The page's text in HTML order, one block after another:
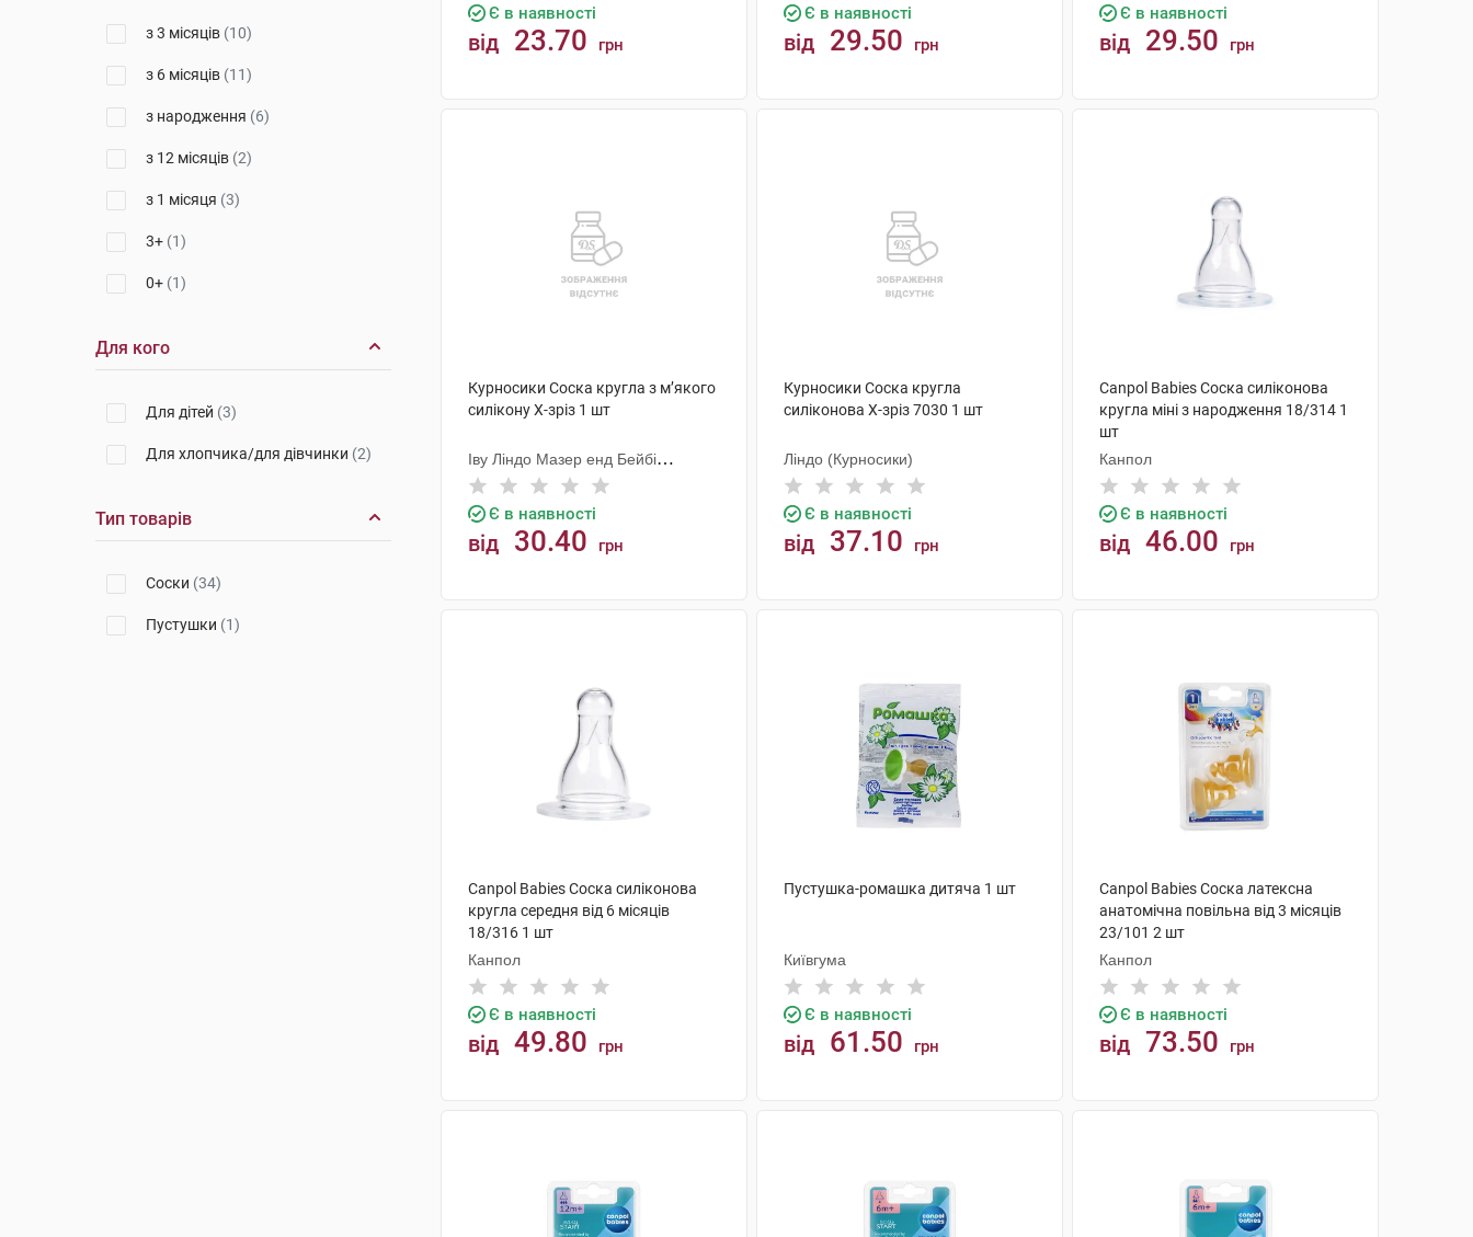
з 3 місяців (10)
з 6 місяців (11)
з народження (6)
з 12 місяців (2)
з 1 місяця (3)
3+ (1)
0+ (1)
Для кого
Для дітей (3)
Для хлопчика/для дівчинки (2)
Тип товарів
Соски (34)
Пустушки (1)
Є в наявності
від 23.70 грн
Є в наявності
від 29.50 грн
Є в наявності
від 29.50 грн
Курносики Соска кругла з м’якого
силікону X-зріз 1 шт
Іву Ліндо Мазер енд Бейбі
Продактс
Є в наявності
від 30.40 грн
Курносики Соска кругла
силіконова X-зріз 7030 1 шт
Ліндо (Курносики)
Є в наявності
від 37.10 грн
Canpol Babies Соска силіконова
кругла міні з народження 18/314 1
шт
Канпол
Є в наявності
від 46.00 грн
Canpol Babies Соска силіконова
кругла середня від 6 місяців
18/316 1 шт
Канпол
Є в наявності
від 49.80 грн
Пустушка-ромашка дитяча 1 шт
Київгума
Є в наявності
від 61.50 грн
Canpol Babies Соска латексна
анатомічна повільна від 3 місяців
23/101 2 шт
Канпол
Є в наявності
від 73.50 грн